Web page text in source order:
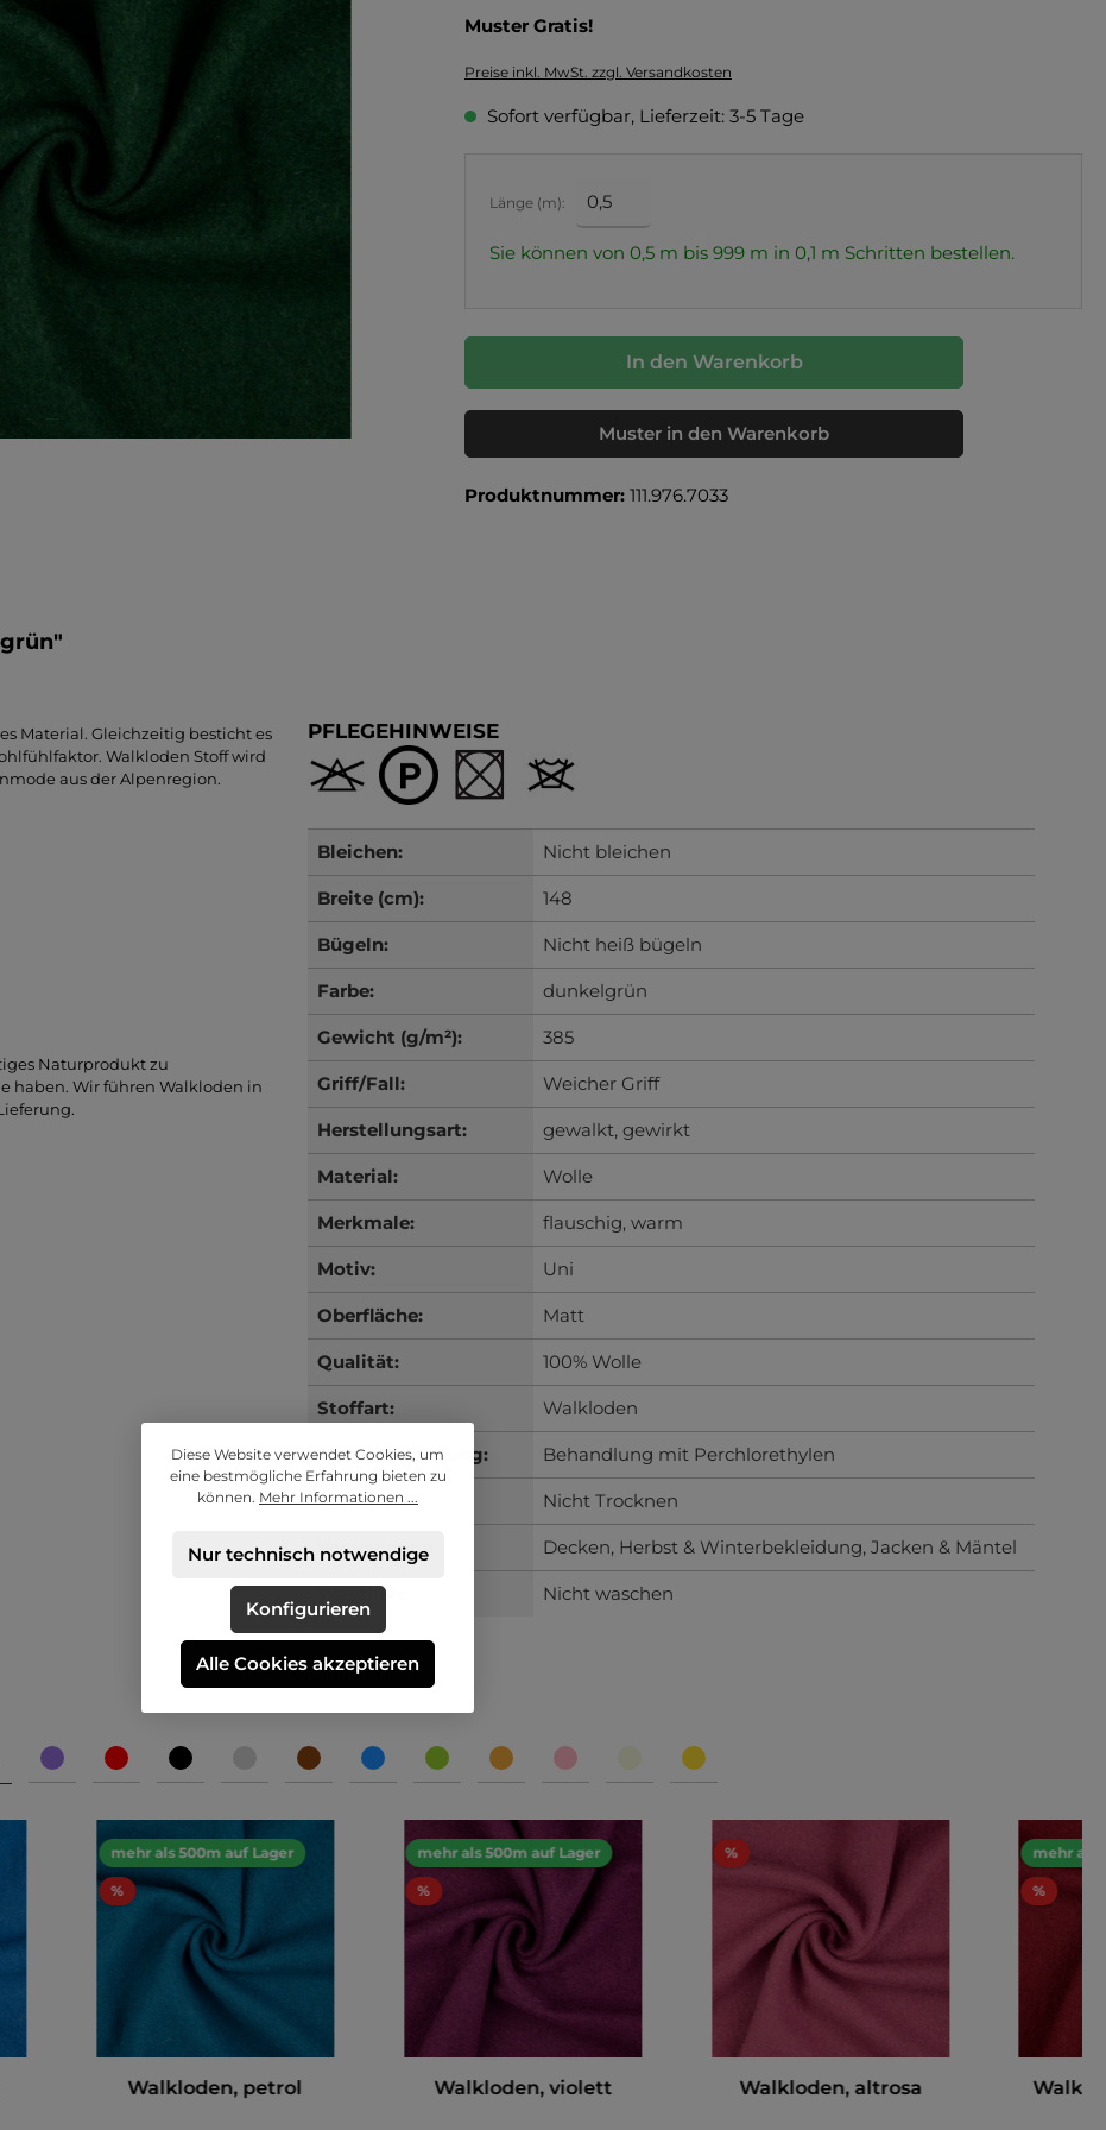
Muster Gratis!
Preise inkl. MwSt. zzgl. Versandkosten
Sofort verfügbar, Lieferzeit: 3-5 Tage
Länge (m):
Sie können von 0,5 m bis 999 m in 0,1 m Schritten bestellen.
In den Warenkorb
Muster in den Warenkorb
Produktnummer: 111.976.7033
Material. Gleichzeitig besticht es
Walkloden Stoff wird
aus der Alpenregion.
Naturprodukt zu
haben. Wir führen Walkloden in
PFLEGEHINWEISE
Bleichen: Nicht bleichen
Breite (cm): 148
Bügeln: Nicht heiß bügeln
Farbe: dunkelgrün
Gewicht (g/m²): 385
Griff/Fall: Weicher Griff
Herstellungsart: gewalkt, gewirkt
Material: Wolle
Merkmale: flauschig, warm
Motiv: Uni
Oberfläche: Matt
Qualität: 100% Wolle
Stoffart: Walkloden
Trockenreinigung: Behandlung mit Perchlorethylen
Trocknen: Nicht Trocknen
Verwendung: Decken, Herbst & Winterbekleidung, Jacken & Mäntel
Waschen: Nicht waschen
mehr als 500m auf Lager
%
Walkloden, petrol
mehr als 500m auf Lager
%
Walkloden, violett
%
Walkloden, altrosa
mehr als
%
Diese Website verwendet Cookies, um
eine bestmögliche Erfahrung bieten zu
können. Mehr Informationen ...
Nur technisch notwendige
Konfigurieren
Alle Cookies akzeptieren